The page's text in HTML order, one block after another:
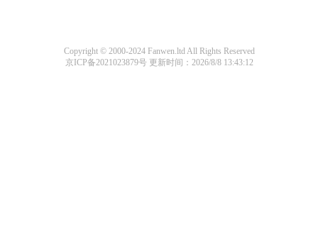
Copyright © 2000-2024 Fanwen.ltd All Rights Reserved
京ICP备2021023879号更新时间：2026/8/8 13:43:12